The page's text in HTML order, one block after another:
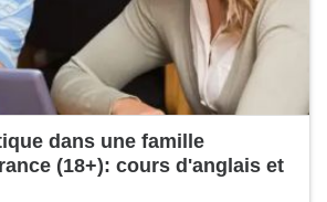
dans une famille
(18+): cours d'anglais et